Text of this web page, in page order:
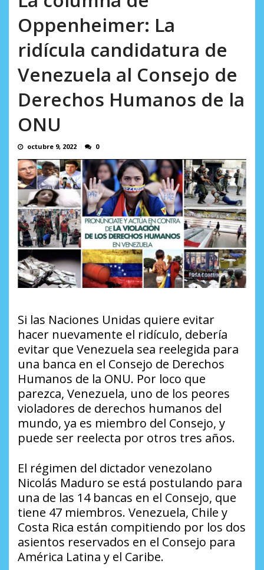
Oppenheimer: La
ridícula candidatura de
Venezuela al Consejo de
Derechos Humanos de la
ONU
octubre 9, 2022 0
Si las Naciones Unidas quiere evitar
hacer nuevamente el ridículo, debería
evitar que Venezuela sea reelegida para
una banca en el Consejo de Derechos
Humanos de la ONU. Por loco que
parezca, Venezuela, uno de los peores
violadores de derechos humanos del
mundo, ya es miembro del Consejo, y
puede ser reelecta por otros tres años.
El régimen del dictador venezolano
Nicolás Maduro se está postulando para
una de las 14 bancas en el Consejo, que
tiene 47 miembros. Venezuela, Chile y
Costa Rica están compitiendo por los dos
asientos reservados en el Consejo para
América Latina y el Caribe.